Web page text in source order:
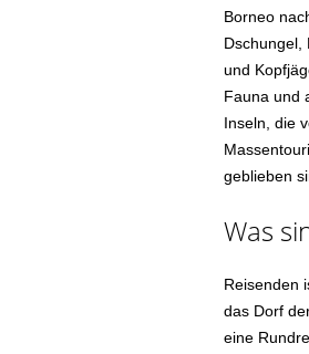
Borneo
Dschungel,
und
Fauna und
Inseln, die
geblieben
Was
Reisenden
das Dorf
eine